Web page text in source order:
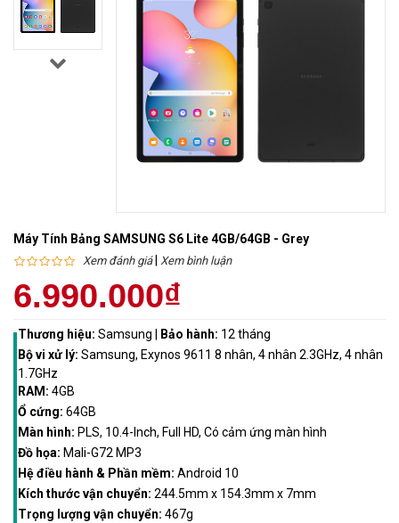
Máy Tính Bảng SAMSUNG S6 Lite 4GB/64GB - Grey
Xem đánh giá| Xem bình luận
6.990.000₫
Thương hiệu: Samsung Bảo hành: 12 tháng
Bộ vi xử lý: Samsung, Exynos 9611 8 nhân, 4 nhân 2.3GHz, 4 nhân
1.7GHz
RAM: 4GB
Ổ cứng: 64GB
Màn hình: PLS, 10.4-Inch, Full HD, Có cảm ứng màn hình
Đồ họa: Mali-G72 MP3
Hệ điều hành & Phần mềm: Android 10
Kích thước vận chuyển: 244.5mm x 154.3mm x 7mm
Trọng lượng vận chuyển: 467g